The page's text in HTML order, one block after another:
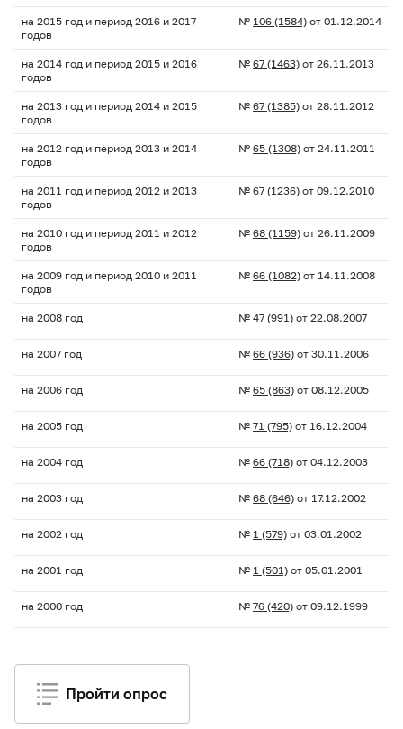
на 2015 год и период 2016 и 2017
годов
№ 106 (1584) от 01.12.2014
на 2014 год и период 2015 и 2016
годов
№ 67 (1463) от 26.11.2013
на 2013 год и период 2014 и 2015
годов
№ 67 (1385) от 28.11.2012
на 2012 год и период 2013 и 2014
годов
№ 65 (1308) от 24.11.2011
на 2011 год и период 2012 и 2013
годов
№ 67 (1236) от 09.12.2010
на 2010 год и период 2011 и 2012
годов
№ 68 (1159) от 26.11.2009
на 2009 год и период 2010 и 2011
годов
№ 66 (1082) от 14.11.2008
на 2008 год № 47 (991) от 22.08.2007
на 2007 год № 66 (936) от 30.11.2006
на 2006 год № 65 (863) от 08.12.2005
на 2005 год № 71 (795) от 16.12.2004
на 2004 год № 66 (718) от 04.12.2003
на 2003 год № 68 (646) от 17.12.2002
на 2002 год № 1 (579) от 03.01.2002
на 2001 год № 1 (501) от 05.01.2001
на 2000 год № 76 (420) от 09.12.1999
Пройти опрос